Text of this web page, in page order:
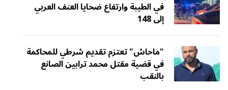
في الطيبة وارتفاع ضحايا العنف العربي
إلى 148
"ماحاش" تعتزم تقديم شرطي للمحاكمة
في قضية مقتل محمد ترابين الصانع
بالنقب